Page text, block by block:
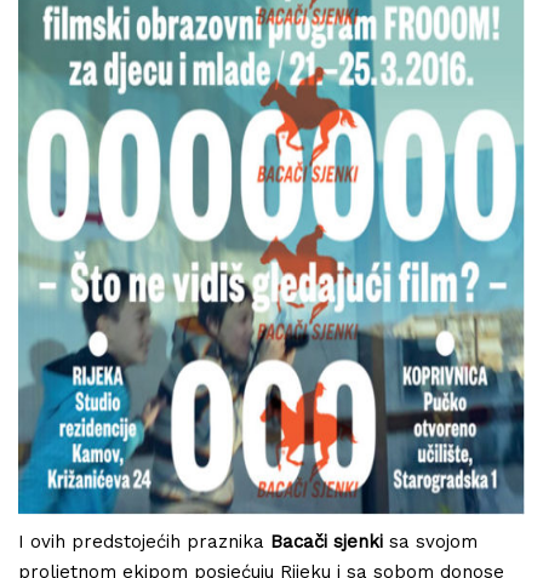
I ovih predstojećih praznika Bacači sjenki sa svojom
proljetnom ekipom posjećuju Rijeku i sa sobom donose